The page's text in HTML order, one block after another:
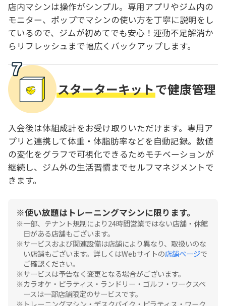
店内マシンは操作がシンプル。専用アプリやジム内の
モニター、ポップでマシンの使い方を丁寧に説明をし
ているので、ジムが初めてでも安心！運動不足解消か
らリフレッシュまで幅広くバックアップします。
スターターキットで健康管理
入会後は体組成計をお受け取りいただけます。専用ア
プリと連携して体重・体脂肪率などを自動記録。数値
の変化をグラフで可視化できるためモチベーションが
継続し、ジム外の生活習慣までセルフマネジメントで
きます。
使い放題はトレーニングマシンに限ります。
一部、テナント規制により24時間営業ではない店舗・休館
日がある店舗もございます。
サービスおよび関連設備は店舗により異なり、取扱いのな
い店舗もございます。詳しくはWebサイトの店舗ページで
ご確認ください。
サービスは予告なく変更となる場合がございます。
カラオケ・ピラティス・ランドリー・ゴルフ・ワークスペ
ースは一部店舗限定のサービスです。
トレーニングマシン・デスクバイク・ピラティス・ワーク